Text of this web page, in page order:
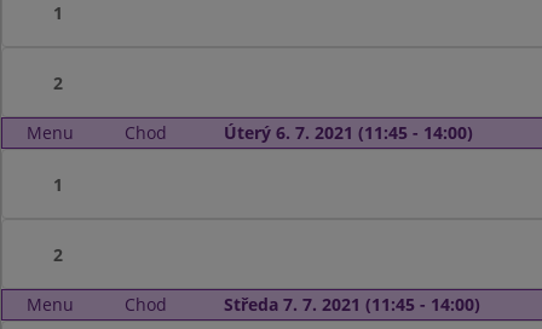
1
2
Menu Chod Úterý 6. 7. 2021 (11:45 - 14:00)
1
2
Menu Chod Středa 7. 7. 2021 (11:45 - 14:00)